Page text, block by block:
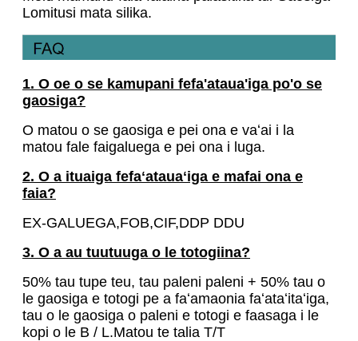
Lomitusi mata silika.
1. O oe o se kamupani fefa'ataua'iga po'o se
gaosiga?
O matou o se gaosiga e pei ona e vaʻai i la
matou fale faigaluega e pei ona i luga.
2. O a ituaiga fefaʻatauaʻiga e mafai ona e
faia?
EX-GALUEGA,FOB,CIF,DDP DDU
3. O a au tuutuuga o le totogiina?
50% tau tupe teu, tau paleni paleni + 50% tau o
le gaosiga e totogi pe a faʻamaonia faʻataʻitaʻiga,
tau o le gaosiga o paleni e totogi e faasaga i le
kopi o le B / L.Matou te talia T/T